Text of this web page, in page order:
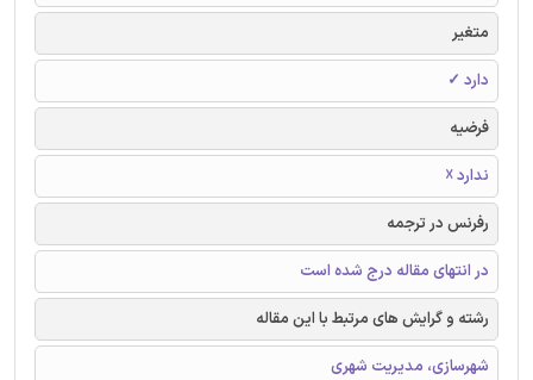
متغیر
دارد ✓
فرضیه
ندارد ☓
رفرنس در ترجمه
در انتهای مقاله درج شده است
رشته و گرایش های مرتبط با این مقاله
شهرسازی، مدیریت شهری